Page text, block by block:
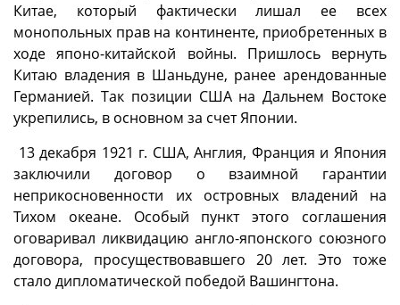
Китае, который фактически лишал ее всех
монопольных прав на континенте, приобретенных в
ходе японо-китайской войны. Пришлось вернуть
Китаю владения в Шаньдуне, ранее арендованные
Германией. Так позиции США на Дальнем Востоке
укрепились, в основном за счет Японии.
13 декабря 1921 г. США, Англия, Франция и Япония
заключили договор о взаимной гарантии
неприкосновенности их островных владений на
Тихом океане. Особый пункт этого соглашения
оговаривал ликвидацию англо-японского союзного
договора, просуществовавшего 20 лет. Это тоже
стало дипломатической победой Вашингтона.